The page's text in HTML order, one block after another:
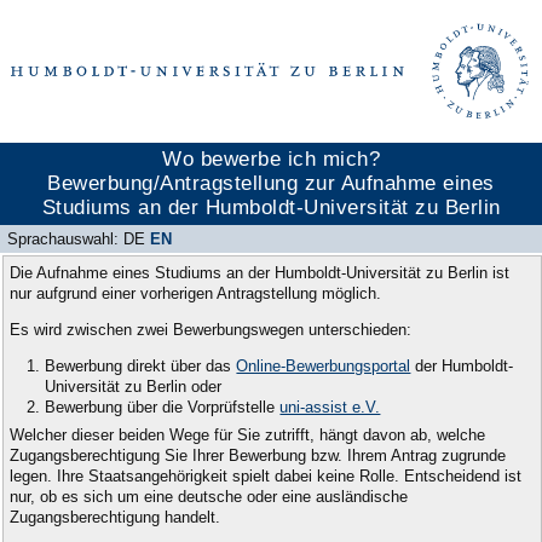
Wo bewerbe ich mich?
Bewerbung/Antragstellung zur Aufnahme eines
Studiums an der Humboldt-Universität zu Berlin
Sprachauswahl: DE EN
Die Aufnahme eines Studiums an der Humboldt-Universität zu Berlin ist
nur aufgrund einer vorherigen Antragstellung möglich.
Es wird zwischen zwei Bewerbungswegen unterschieden:
Bewerbung direkt über dasOnline-Bewerbungsportal der Humboldt-
Universität zu Berlin oder
Bewerbung über die Vorprüfstelleuni-assist e.V.
Welcher dieser beiden Wege für Sie zutrifft, hängt davon ab, welche
Zugangsberechtigung Sie Ihrer Bewerbung bzw. Ihrem Antrag zugrunde
legen. Ihre Staatsangehörigkeit spielt dabei keine Rolle. Entscheidend ist
nur, ob es sich um eine deutsche oder eine ausländische
Zugangsberechtigung handelt.